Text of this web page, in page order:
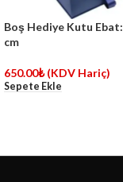
Boş Hediye Kutu
cm
650.00₺ (KDV Hariç)
Sepete Ekle